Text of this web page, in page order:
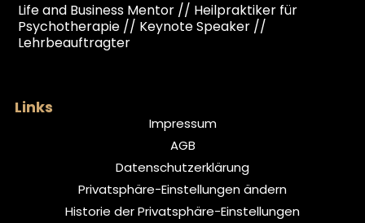
Life and Business Mentor // Heilpraktiker für
Psychotherapie // Keynote Speaker //
Lehrbeauftragter
Links
Impressum
AGB
Datenschutzerklärung
Privatsphäre-Einstellungen ändern
Historie der Privatsphäre-Einstellungen